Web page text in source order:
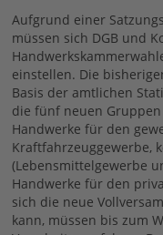
Aufgrund einer
müssen sich DGB und
einstellen. Die
Basis der amtlichen
die fünf neuen
Handwerke für den
Kraftfahrzeuggewerbe,
(Lebensmittelgewerbe
Handwerke für den
sich die neue
kann, müssen bis zum